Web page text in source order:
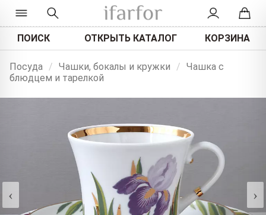
ПОИСК ОТКРЫТЬ КАТАЛОГ КОРЗИНА
Посуда / Чашки, бокалы и кружки / Чашка с
блюдцем и тарелкой
‹ ›